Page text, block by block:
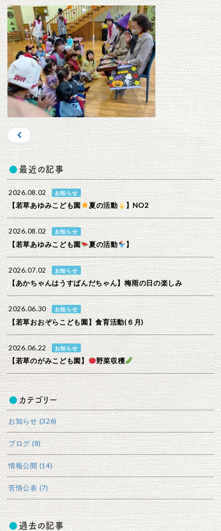
最近の記事
2026.08.02 お知らせ
【若草あゆみこども園 夏の活動 】NO2
2026.08.02 お知らせ
【若草あゆみこども園 夏の活動 】
2026.07.02 お知らせ
【あかちゃんはうすぱんだちゃん】梅雨の日の楽しみ
2026.06.30 お知らせ
【若草おおぞらこども園】食育活動(６月)
2026.06.22 お知らせ
【若草のがみこども園】 野菜収穫
カテゴリー
お知らせ (326)
ブログ (8)
情報公開 (14)
苦情公表 (7)
過去の記事